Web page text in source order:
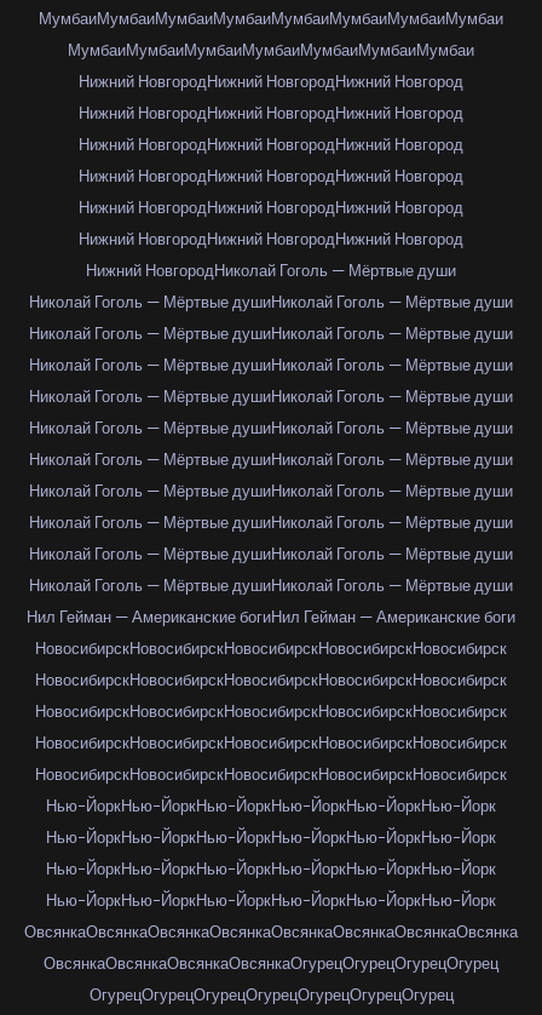
МумбаиМумбаиМумбаиМумбаиМумбаиМумбаиМумбаиМумбаи
МумбаиМумбаиМумбаиМумбаиМумбаиМумбаиМумбаи
Нижний НовгородНижний НовгородНижний Новгород
Нижний НовгородНижний НовгородНижний Новгород
Нижний НовгородНижний НовгородНижний Новгород
Нижний НовгородНижний НовгородНижний Новгород
Нижний НовгородНижний НовгородНижний Новгород
Нижний НовгородНижний НовгородНижний Новгород
Нижний НовгородНиколай Гоголь — Мёртвые души
Николай Гоголь — Мёртвые душиНиколай Гоголь — Мёртвые души
Николай Гоголь — Мёртвые душиНиколай Гоголь — Мёртвые души
Николай Гоголь — Мёртвые душиНиколай Гоголь — Мёртвые души
Николай Гоголь — Мёртвые душиНиколай Гоголь — Мёртвые души
Николай Гоголь — Мёртвые душиНиколай Гоголь — Мёртвые души
Николай Гоголь — Мёртвые душиНиколай Гоголь — Мёртвые души
Николай Гоголь — Мёртвые душиНиколай Гоголь — Мёртвые души
Николай Гоголь — Мёртвые душиНиколай Гоголь — Мёртвые души
Николай Гоголь — Мёртвые душиНиколай Гоголь — Мёртвые души
Николай Гоголь — Мёртвые душиНиколай Гоголь — Мёртвые души
Нил Гейман — Американские богиНил Гейман — Американские боги
НовосибирскНовосибирскНовосибирскНовосибирскНовосибирск
НовосибирскНовосибирскНовосибирскНовосибирскНовосибирск
НовосибирскНовосибирскНовосибирскНовосибирскНовосибирск
НовосибирскНовосибирскНовосибирскНовосибирскНовосибирск
НовосибирскНовосибирскНовосибирскНовосибирскНовосибирск
Нью-ЙоркНью-ЙоркНью-ЙоркНью-ЙоркНью-ЙоркНью-Йорк
Нью-ЙоркНью-ЙоркНью-ЙоркНью-ЙоркНью-ЙоркНью-Йорк
Нью-ЙоркНью-ЙоркНью-ЙоркНью-ЙоркНью-ЙоркНью-Йорк
Нью-ЙоркНью-ЙоркНью-ЙоркНью-ЙоркНью-ЙоркНью-Йорк
ОвсянкаОвсянкаОвсянкаОвсянкаОвсянкаОвсянкаОвсянкаОвсянка
ОвсянкаОвсянкаОвсянкаОвсянкаОгурецОгурецОгурецОгурец
ОгурецОгурецОгурецОгурецОгурецОгурецОгурец